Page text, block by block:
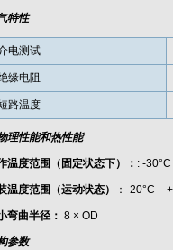
特性
电测试
缘电阻
路温度
理性能和热性能
温度范围（固定状态下）： : -
温度范围（运动状态） ：-20°C –
弯曲半径： 8 × OD
参数